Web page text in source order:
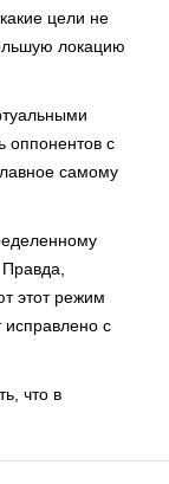
цели не
локацию
оппонентов с
самому
этот режим
исправлено с
что в